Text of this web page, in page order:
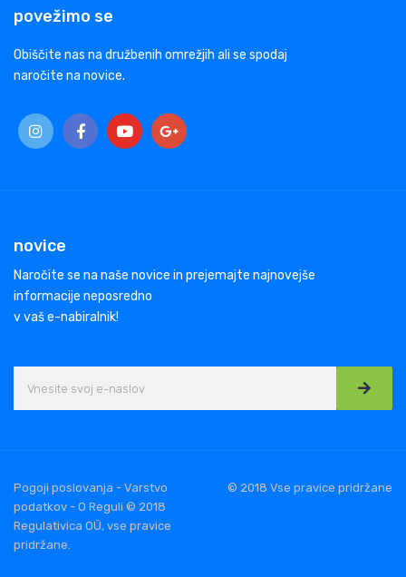
povežimo se
Obiščite nas na družbenih omrežjih ali se spodaj
naročite na novice.
novice
Naročite se na naše novice in prejemajte najnovejše
informacije neposredno
v vaš e-nabiralnik!
Pogoji poslovanja - Varstvo
podatkov - O Reguli © 2018
Regulativica OÜ, vse pravice
pridržane.
© 2018 Vse pravice pridržane